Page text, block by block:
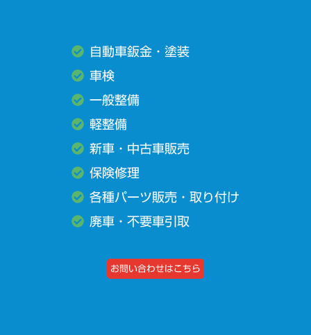
自動車鈑金・塗装
車検
一般整備
軽整備
新車・中古車販売
保険修理
各種パーツ販売・取り付け
廃車・不要車引取
お問い合わせはこちら